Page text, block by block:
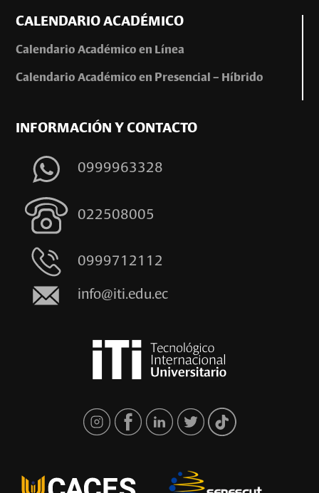
CALENDARIO ACADÉMICO
Calendario Académico en Línea
Calendario Académico en Presencial – Híbrido
INFORMACIÓN Y CONTACTO
0999963328
022508005
0999712112
info@iti.edu.ec